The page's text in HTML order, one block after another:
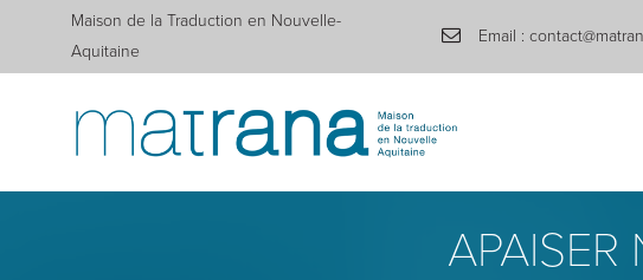
Maison de la Traduction en Nouvelle-
Aquitaine
Email :
APAISER